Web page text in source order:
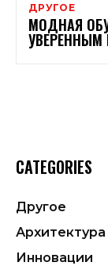
ДРУГОЕ
МОДНАЯ
CATEGORIES
Другое
Архитектура
Инновации